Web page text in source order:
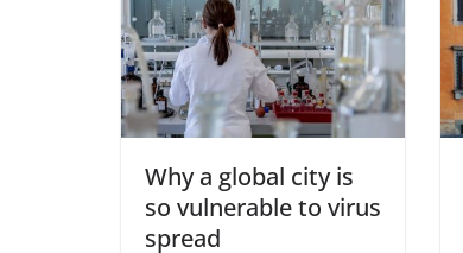
Why a global city is
so vulnerable to virus
spread